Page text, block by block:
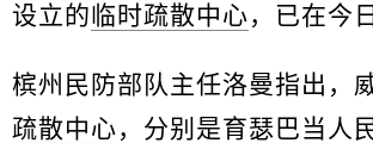
设立的临时疏散中心，已在今
槟州民防部队主任洛曼指出，
疏散中心，分别是育瑟巴当人